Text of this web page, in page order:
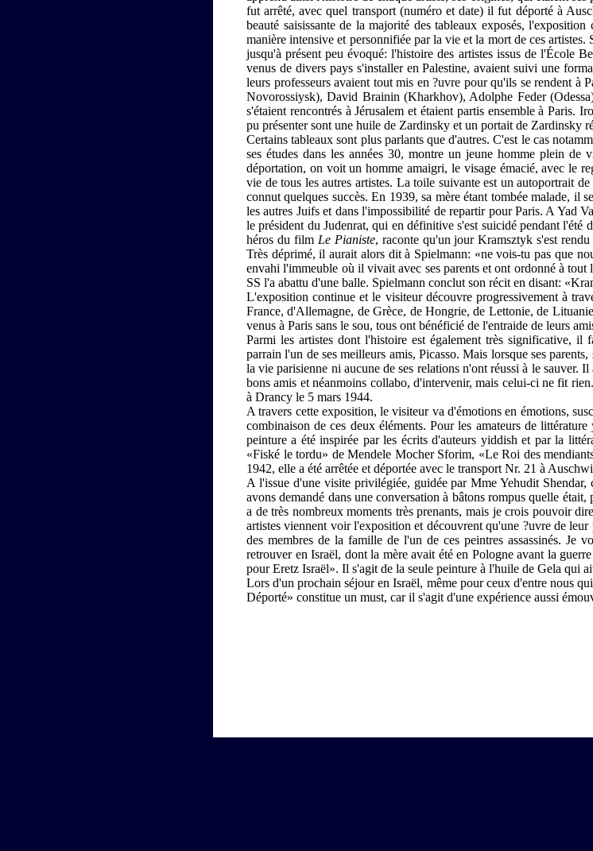
fut arrêté, avec quel transport (numéro et date) il fut déporté à
beauté saisissante de la majorité des tableaux exposés,
manière intensive et personnifiée par la vie et la mort de ces
jusqu'à présent peu évoqué: l'histoire des artistes issus de l'École
venus de divers pays s'installer en Palestine, avaient suivi une
leurs professeurs avaient tout mis en ?uvre pour qu'ils se rendent
Novorossiysk), David Brainin (Kharkhov), Adolphe Feder
s'étaient rencontrés à Jérusalem et étaient partis ensemble à Paris.
pu présenter sont une huile de Zardinsky et un portait de Zardinsky
Certains tableaux sont plus parlants que d'autres. C'est le cas
ses études dans les années 30, montre un jeune homme plein
déportation, on voit un homme amaigri, le visage émacié, avec le
vie de tous les autres artistes. La toile suivante est un autoportrait
connut quelques succès. En 1939, sa mère étant tombée malade, il
les autres Juifs et dans l'impossibilité de repartir pour Paris. A Yad
le président du Judenrat, qui en définitive s'est suicidé pendant l'été
héros du film Le Pianiste, raconte qu'un jour Kramsztyk s'est
Très déprimé, il aurait alors dit à Spielmann: «ne vois-tu pas que
envahi l'immeuble où il vivait avec ses parents et ont ordonné à
SS l'a abattu d'une balle. Spielmann conclut son récit en disant:
L'exposition continue et le visiteur découvre progressivement à
France, d'Allemagne, de Grèce, de Hongrie, de Lettonie, de
venus à Paris sans le sou, tous ont bénéficié de l'entraide de leurs
Parmi les artistes dont l'histoire est également très significative,
parrain l'un de ses meilleurs amis, Picasso. Mais lorsque ses
la vie parisienne ni aucune de ses relations n'ont réussi à le sauver.
bons amis et néanmoins collabo, d'intervenir, mais celui-ci ne fit
à Drancy le 5 mars 1944.
A travers cette exposition, le visiteur va d'émotions en émotions,
combinaison de ces deux éléments. Pour les amateurs de
peinture a été inspirée par les écrits d'auteurs yiddish et par la
«Fiské le tordu» de Mendele Mocher Sforim, «Le Roi des
1942, elle a été arrêtée et déportée avec le transport Nr. 21 à
A l'issue d'une visite privilégiée, guidée par Mme Yehudit
avons demandé dans une conversation à bâtons rompus quelle
a de très nombreux moments très prenants, mais je crois pouvoir
artistes viennent voir l'exposition et découvrent qu'une ?uvre de
des membres de la famille de l'un de ces peintres assassinés. Je
retrouver en Israël, dont la mère avait été en Pologne avant la
pour Eretz Israël». Il s'agit de la seule peinture à l'huile de Gela qui
Lors d'un prochain séjour en Israël, même pour ceux d'entre nous
Déporté» constitue un must, car il s'agit d'une expérience aussi